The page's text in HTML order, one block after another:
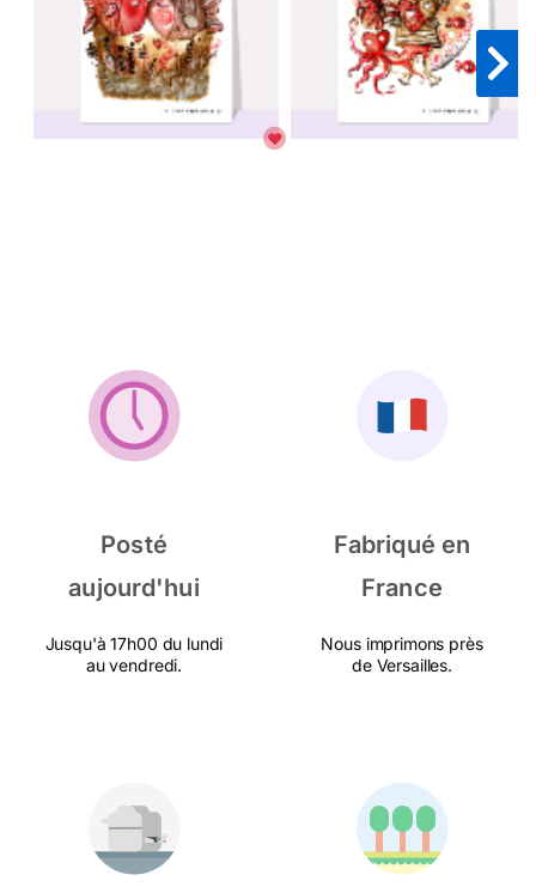
Posté
aujourd'hui
Jusqu'à 17h00 du lundi
au vendredi.
Fabriqué en
France
Nous imprimons près
de Versailles.